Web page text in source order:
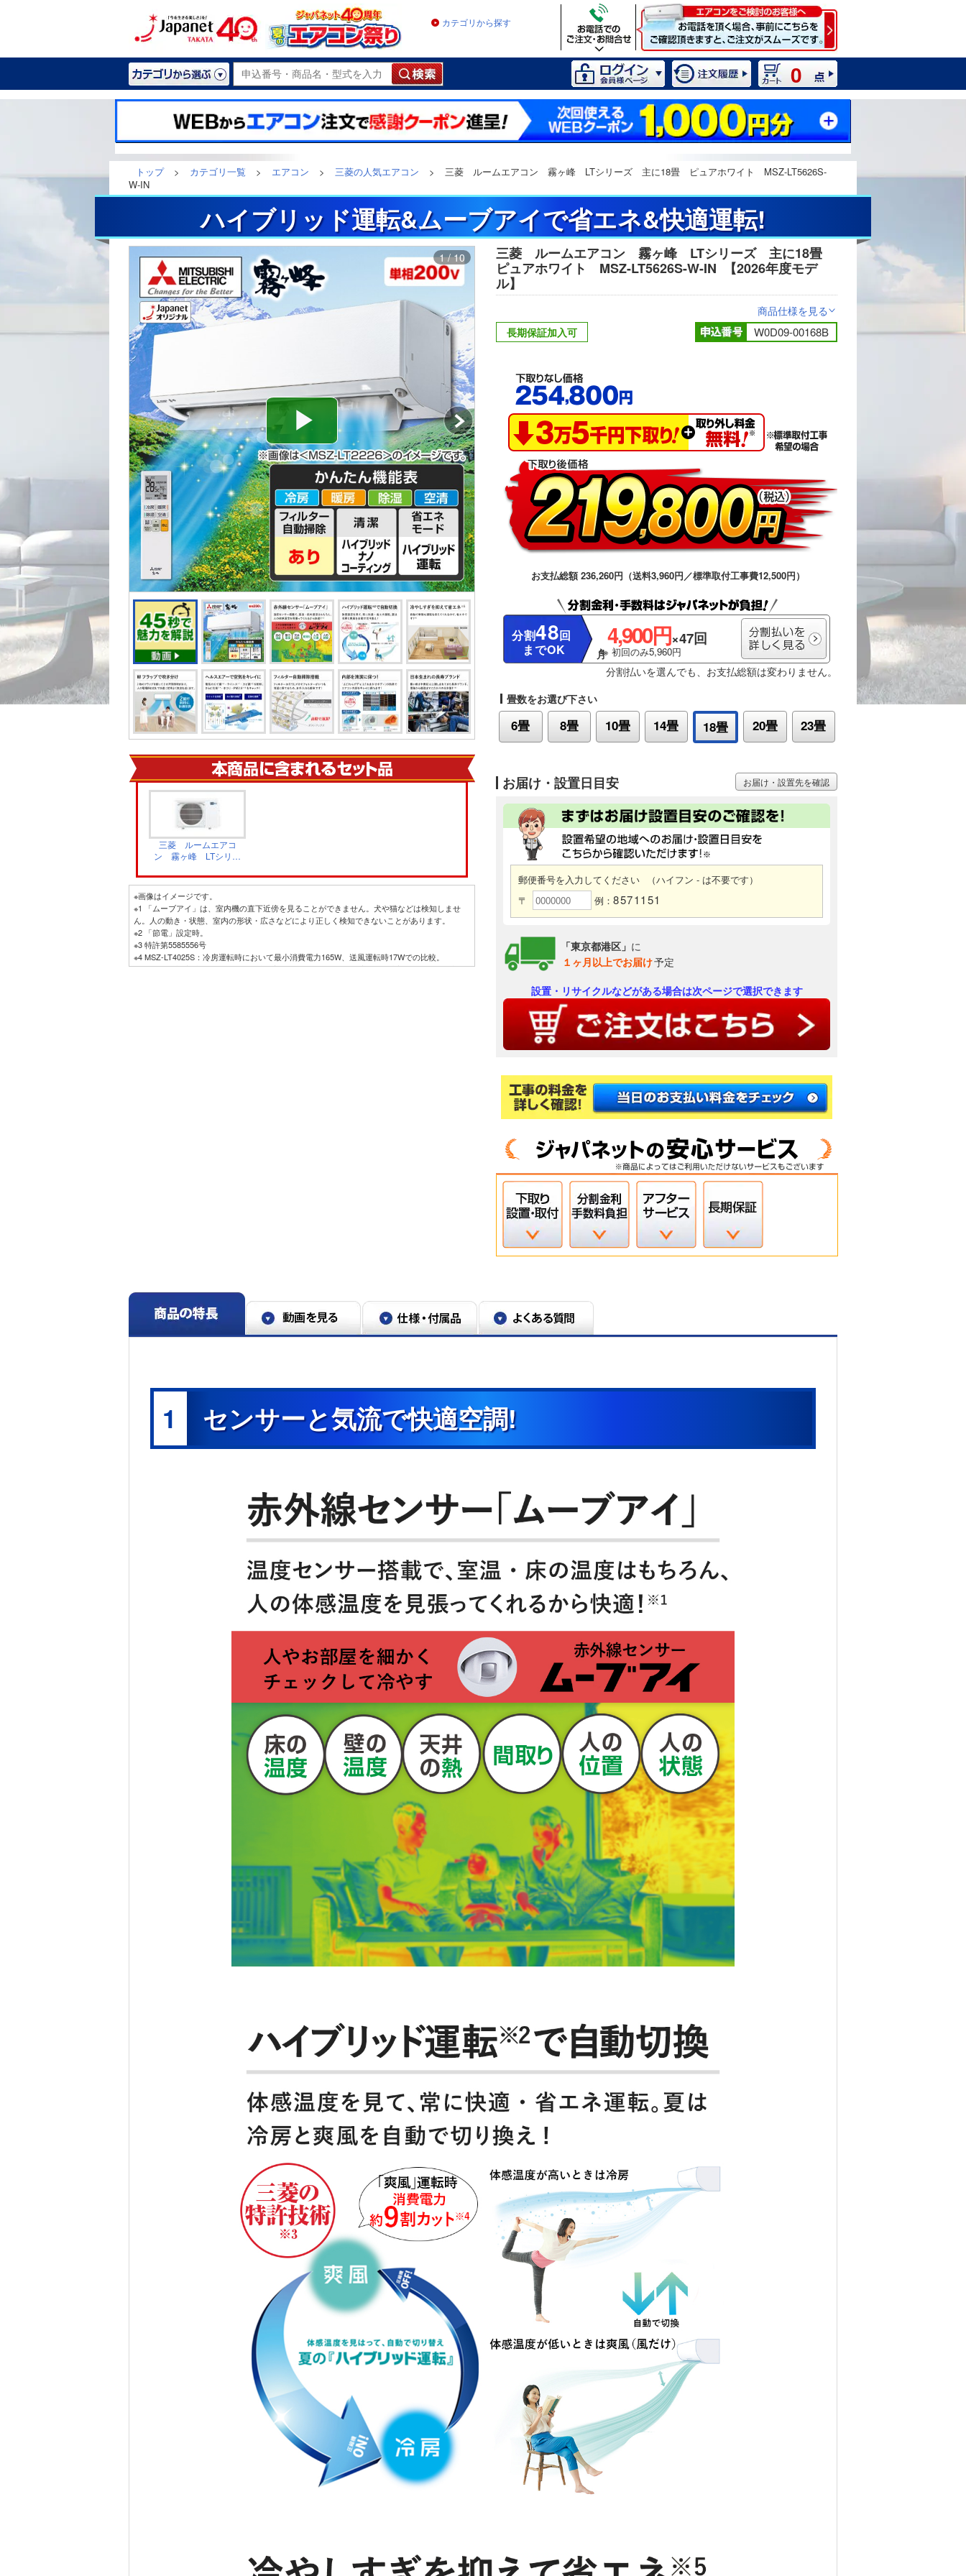
カテゴリから探す
0
トップ > カテゴリ一覧 > エアコン > 三菱の人気エアコン >
三菱 ルームエアコン 霧ヶ峰 LTシリーズ 主に18畳 ピュアホワイト MSZ-LT5626S-
W-IN
ハイブリッド運転&ムーブアイで省エネ&快適運転!
1 / 10 2 / 10
三菱 ルームエアコ
ン 霧ヶ峰 LTシリー
ト MUZ-LT5626S
※画像はイメージです。
※1 「ムーブアイ」は、室内機の直下近傍を見ることができません。犬や猫などは検知しませ
ん。人の動き・状態、室内の形状・広さなどにより正しく検知できないことがあります。
※2 「節電」設定時。
※3 特許第5585556号
※4 MSZ-LT4025S：冷房運転時において最小消費電力165W、送風運転時17Wでの比較。
※5 「節電」設定時。メーカー14畳試験室において、外気温：冷房30℃/暖房7℃、同一体感温
三菱 ルームエアコン 霧ヶ峰 LTシリーズ 主に18畳
ピュアホワイト MSZ-LT5626S-W-IN
【2026年度モデ
ル】
商品仕様を見る>
長期保証加入可 W0D09-00168B
お支払総額 236,260円（送料3,960円／標準取付工事費12,500円）
分割48回
までOK
4,900円×47回
※ 初回のみ5,960円
分割払いを選んでも、お支払総額は変わりません。
畳数をお選び下さい
6畳 8畳 10畳 14畳 18畳 20畳 23畳
お届け・設置日目安
郵便番号を入力してください
（ハイフン - は不要です）
〒
例： 8571151
「東京都港区」 に
１ヶ月以上でお届け予定
お届け・設置先を確認
設置・リサイクルなどがある場合は次ページで選択できます
1 センサーと気流で快適空調!